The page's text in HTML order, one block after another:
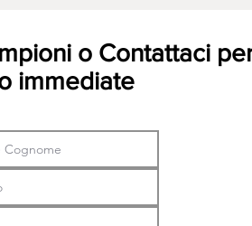
o Contattaci
immediate